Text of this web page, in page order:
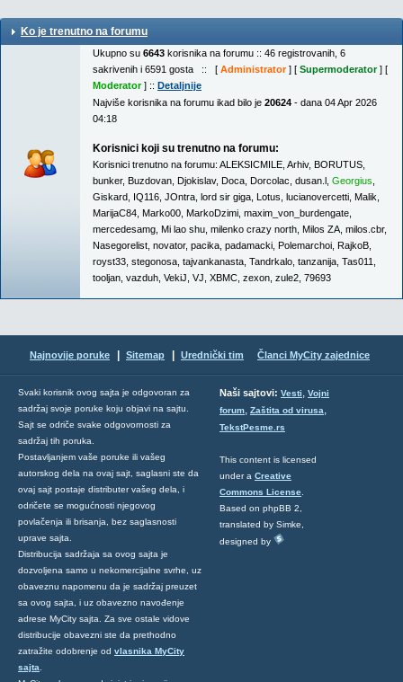
Ko je trenutno na forumu
Ukupno su 6643 korisnika na forumu :: 46 registrovanih, 6
sakrivenih i 6591 gosta :: [ Administrator] [ Supermoderator] [
Moderator] :: Detaljnije
Najviše korisnika na forumu ikad bilo je 20624 - dana 04 Apr 2026
04:18
Korisnici koji su trenutno na forumu:
Korisnici trenutno na forumu: ALEKSICMILE Arhiv, BORUTUS
bunker, Buzdovan Djokislav, Doca Dorcolac dusan.l Georgius
Giskard IQ116 JOntra lord sir giga Lotus lucianovercetti Malik
MarijaC84 Marko00 MarkoDzimi maxim_von_burdengate
mercedesamg Mi lao shu milenko crazy north Milos ZA milos.cbr,
Nasegorelist novator, pacika padamacki Polemarchoi RajkoB
royst33 stegonosa tajvankanasta Tandrkalo tanzanija Tas011
tooljan vazduh VekiJ VJ XBMC zexon zule2 79693
Najnovije poruke Sitemap Urednički tim Članci MyCity zajednice
Svaki korisnik ovog sajta je odgovoran za
sadržaj svoje poruke koju objavi na sajtu.
Sajt se odriče svake odgovornosti za
sadržaj tih poruka.
Postavljanjem vaše poruke ili vašeg
autorskog dela na ovaj sajt, saglasni ste da
ovaj sajt postaje distributer vašeg dela, i
odričete se mogućnosti njegovog
povlačenja ili brisanja, bez saglasnosti
uprave sajta.
Distribucija sadržaja sa ovog sajta je
dozvoljena samo u nekomercijalne svrhe, uz
obaveznu napomenu da je sadržaj preuzet
sa ovog sajta, i uz obavezno navođenje
adrese MyCity sajta. Za sve ostale vidove
distribucije obavezni ste da prethodno
zatražite odobrenje od vlasnika MyCity
sajta
Naši sajtovi: Vesti, Vojni
forum, Zaštita od virusa,
TekstPesme.rs
This content is licensed
under a Creative
Commons License
Based on phpBB 2,
translated by Simke,
designed by